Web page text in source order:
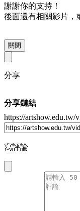
謝謝你的支持！
後面還有相關影片，
關閉
分享
分享鏈結
https://
寫評論